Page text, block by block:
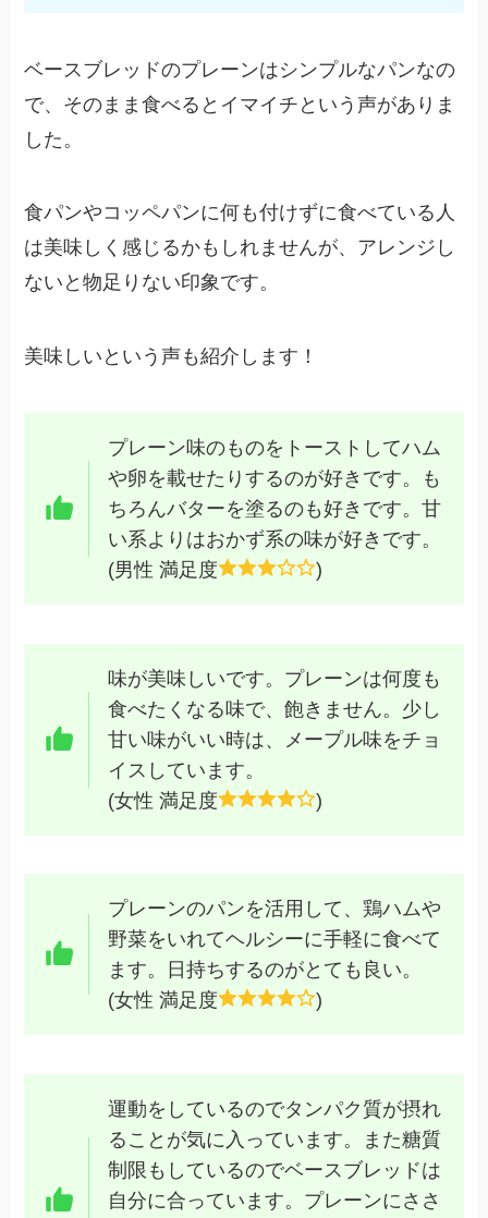
ベースブレッドのプレーンはシンプルなパンなの
で、そのまま食べるとイマイチという声がありま
した。
食パンやコッペパンに何も付けずに食べている人
は美味しく感じるかもしれませんが、アレンジし
ないと物足りない印象です。
美味しいという声も紹介します！
プレーン味のものをトーストしてハム
や卵を載せたりするのが好きです。も
ちろんバターを塗るのも好きです。甘
い系よりはおかず系の味が好きです。
(男性 満足度
)
味が美味しいです。プレーンは何度も
食べたくなる味で、飽きません。少し
甘い味がいい時は、メープル味をチョ
イスしています。
(女性 満足度
)
プレーンのパンを活用して、鶏ハムや
野菜をいれてヘルシーに手軽に食べて
ます。日持ちするのがとても良い。
(女性 満足度
)
運動をしているのでタンパク質が摂れ
ることが気に入っています。また糖質
制限もしているのでベースブレッドは
自分に合っています。プレーンにささ